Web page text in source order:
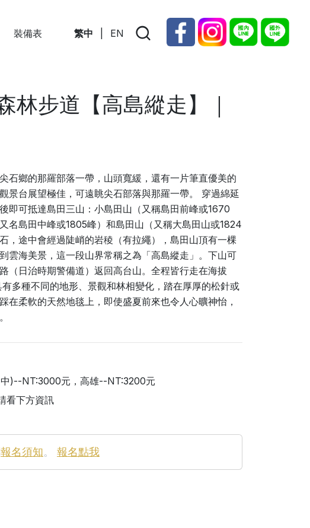
繁中 EN
裝備表
林步道【高島縱走】｜
石鄉的那羅部落一帶，山頭寬緩，還有一片筆直優美的
景台展望極佳，可遠眺尖石部落與那羅一帶。 穿過綿延
即可抵達島田三山：小島田山（又稱島田前峰或1670
名島田中峰或1805峰）和島田山（又稱大島田山或1824
，途中會經過陡峭的岩稜（有拉繩），島田山頂有一棵
雲海美景，這一段山界常稱之為「高島縱走」。下山可
（日治時期警備道）返回高台山。全程皆行走在海拔
多種不同的地形、景觀和林相變化，踏在厚厚的松針或
在柔軟的天然地毯上，即使盛夏前來也令人心曠神怡，
)--NT:3000元，高雄--NT:3200元
看下方資訊
報名須知。 報名點我